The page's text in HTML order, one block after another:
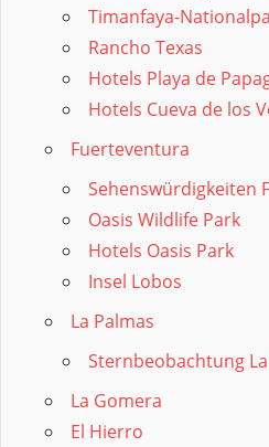
Timanfaya-
Rancho Texas
Hotels Playa de
Hotels Cueva de los
Fuerteventura
Sehenswürdigkeiten
Oasis Wildlife Park
Hotels Oasis Park
Insel Lobos
La Palmas
Sternbeobachtung
La Gomera
El Hierro